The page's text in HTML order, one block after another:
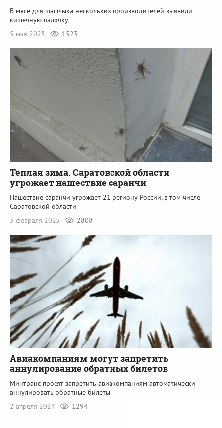
В мясе для шашлыка нескольких производителей выявили
кишечную палочку
5 мая 2025
1523
Теплая зима. Саратовской области
угрожает нашествие саранчи
Нашествие саранчи угрожает 21 региону России, в том числе
Саратовской области
3 февраля 2025
2808
Авиакомпаниям могут запретить
аннулирование обратных билетов
Минтранс просят запретить авиакомпаниям автоматически
аннулировать обратные билеты
2 апреля 2024
1294